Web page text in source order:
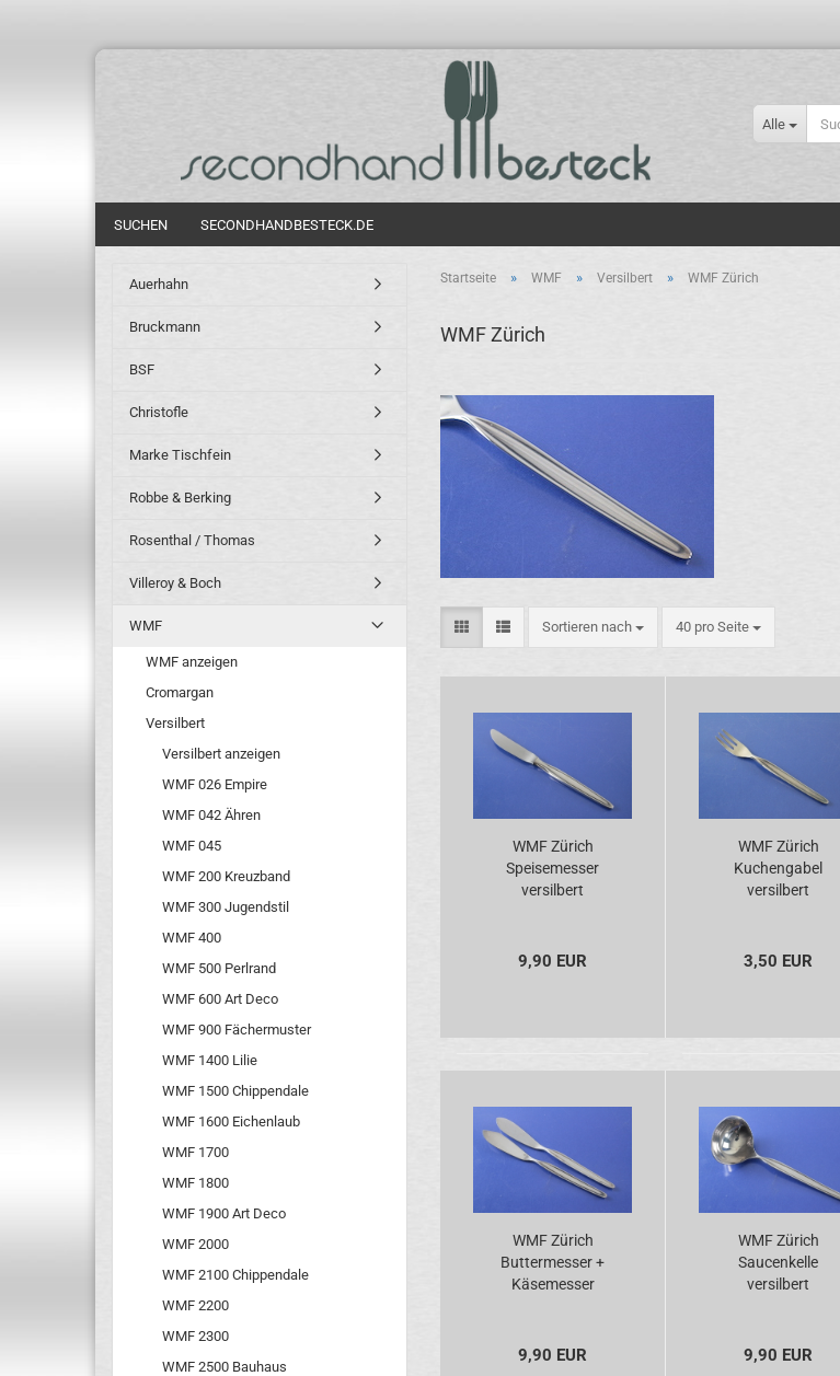
Alle
SUCHEN SECONDHANDBESTECK.DE
Startseite » WMF » Versilbert » WMF Zürich
WMF Zürich
Sortieren nach
Sortieren nach 40 pro Seite
pro Seite
WMF Zürich
Speisemesser
versilbert
9,90 EUR
WMF Zürich
Kuchengabel
versilbert
3,50 EUR
WMF Zürich
Buttermesser +
Käsemesser
9,90 EUR
WMF Zürich
Saucenkelle
versilbert
9,90 EUR
Auerhahn
Bruckmann
BSF
Christofle
Marke Tischfein
Robbe & Berking
Rosenthal / Thomas
Villeroy & Boch
WMF
WMF anzeigen
Cromargan
Versilbert
Versilbert anzeigen
WMF 026 Empire
WMF 042 Ähren
WMF 045
WMF 200 Kreuzband
WMF 300 Jugendstil
WMF 400
WMF 500 Perlrand
WMF 600 Art Deco
WMF 900 Fächermuster
WMF 1400 Lilie
WMF 1500 Chippendale
WMF 1600 Eichenlaub
WMF 1700
WMF 1800
WMF 1900 Art Deco
WMF 2000
WMF 2100 Chippendale
WMF 2200
WMF 2300
WMF 2500 Bauhaus